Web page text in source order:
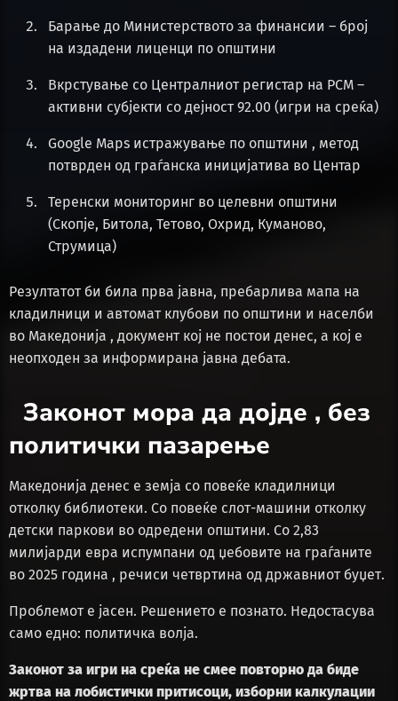
Барање до Министерството за финансии – број
на издадени лиценци по општини
Вкрстување со Централниот регистар на РСМ –
активни субјекти со дејност 92.00 (игри на среќа)
Google Maps истражување по општини , метод
потврден од граѓанска иницијатива во Центар
Теренски мониторинг во целевни општини
(Скопје, Битола, Тетово, Охрид, Куманово,
Струмица)
Резултатот би била прва јавна, пребарлива мапа на
кладилници и автомат клубови по општини и населби
во Македонија , документ кој не постои денес, а кој е
неопходен за информирана јавна дебата.
Законот мора да дојде , без
политички пазарење
Македонија денес е земја со повеќе кладилници
отколку библиотеки. Со повеќе слот-машини отколку
детски паркови во одредени општини. Со 2,83
милијарди евра испумпани од џебовите на граѓаните
во 2025 година , речиси четвртина од државниот буџет.
Проблемот е јасен. Решението е познато. Недостасува
само едно: политичка волја.
Законот за игри на среќа не смее повторно да биде
жртва на лобистички притисоци, изборни калкулации